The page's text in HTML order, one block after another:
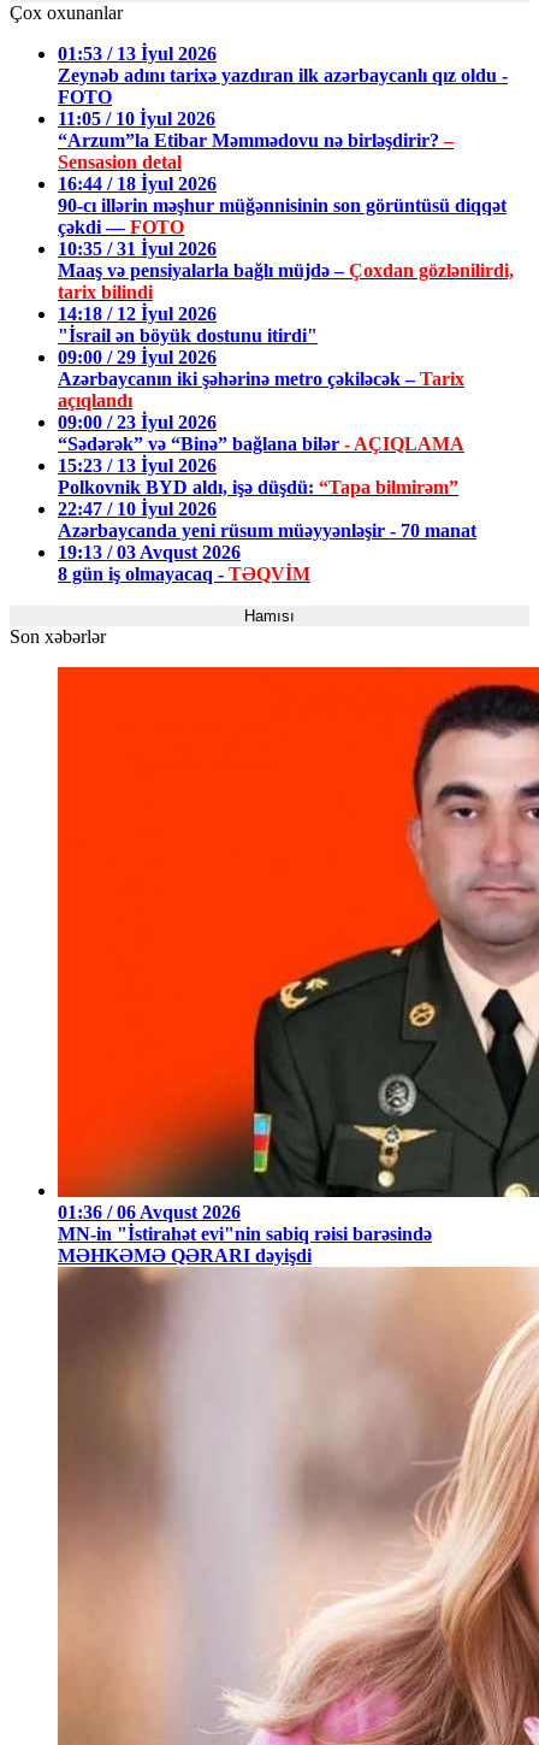
Çox oxunanlar
01:53 / 13 İyul 2026
Zeynəb adını tarixə yazdıran ilk azərbaycanlı qız oldu -
FOTO
11:05 / 10 İyul 2026
“Arzum”la Etibar Məmmədovu nə birləşdirir?–
Sensasion detal
16:44 / 18 İyul 2026
90-cı illərin məşhur müğənnisinin son görüntüsü diqqət
çəkdi —FOTO
10:35 / 31 İyul 2026
Maaş və pensiyalarla bağlı müjdə –Çoxdan gözlənilirdi,
tarix bilindi
14:18 / 12 İyul 2026
"İsrail ən böyük dostunu itirdi"
09:00 / 29 İyul 2026
Azərbaycanın iki şəhərinə metro çəkiləcək –Tarix
açıqlandı
09:00 / 23 İyul 2026
“Sədərək” və “Binə” bağlana bilər - AÇIQLAMA
15:23 / 13 İyul 2026
Polkovnik BYD aldı, işə düşdü: “Tapa bilmirəm”
22:47 / 10 İyul 2026
Azərbaycanda yeni rüsum müəyyənləşir - 70 manat
19:13 / 03 Avqust 2026
8 gün iş olmayacaq - TƏQVİM
Hamısı
Son xəbərlər
01:36 / 06 Avqust 2026
MN-in "İstirahət evi"nin sabiq rəisi barəsində
MƏHKƏMƏ QƏRARI dəyişdi